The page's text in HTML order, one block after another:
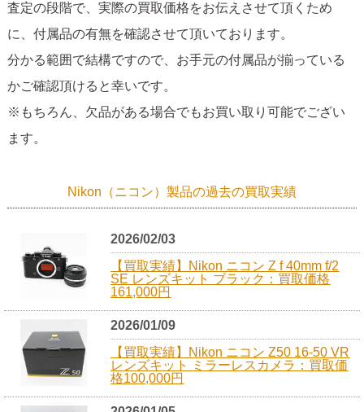
査定の段階で、実際の買取価格をお伝えさせて頂くため
に、付属品の有無を確認させて頂いております。
分かる範囲で結構ですので、お手元の付属品が揃っている
かご確認頂けると幸いです。
※もちろん、欠品がある場合でもお買い取り可能でござい
ます。
Nikon（ニコン）製品の過去の買取実績
2026/02/03
【買取実績】Nikon ニコン Z f 40mm f/2
SE レンズキット ブラック：買取価格
161,000円
2026/01/09
【買取実績】Nikon ニコン Z50 16-50 VR
レンズキット ミラーレスカメラ：買取価
格100,000円